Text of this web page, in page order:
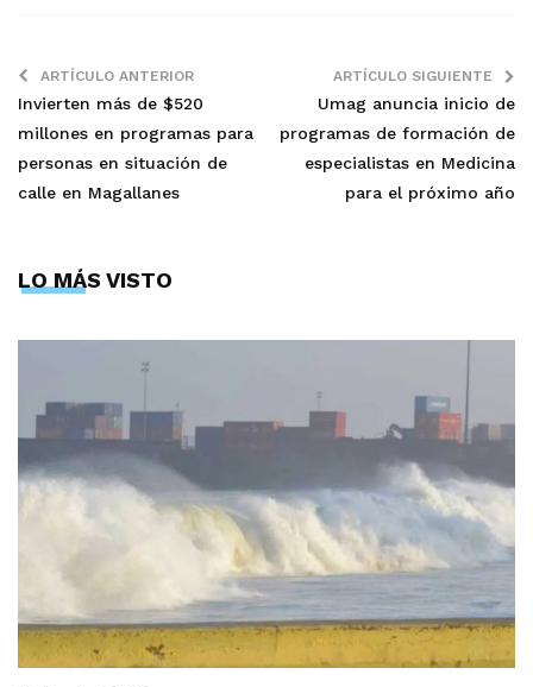
ARTÍCULO ANTERIOR
Invierten más de $520
millones en programas para
personas en situación de
calle en Magallanes
ARTÍCULO SIGUIENTE
Umag anuncia inicio de
programas de formación de
especialistas en Medicina
para el próximo año
LO MÁS VISTO